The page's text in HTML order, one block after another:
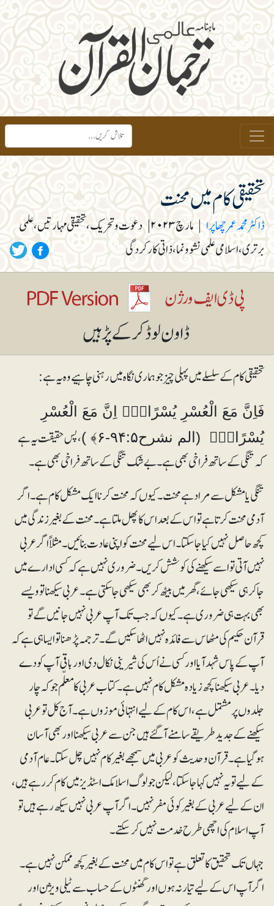
تحقیقی کام میں محنت
ڈاکٹر محمد عمر چھاپرا | مارچ ۲۰۲۳ | دعوت وتحریک، تحقیقی مہارتیں، علمی
برتری، اسلامی علمی نشوونما، ذاتی کارکردگی
تحقیقی کام کے سلسلے میں پہلی چیز جو ہماری نگاہ میں رہنی چاہیے وہ یہ ہے :
فَاِنَّ مَعَ الْعُسْرِ يُسْرًا۝۵ۙ اِنَّ مَعَ الْعُسْرِ
يُسْرًا۝۶ۭ (الم نشرح۹۴:۵-۶﴾ )
،پس حقیقت یہ ہے
کہ تنگی کے ساتھ فراخی بھی ہے۔بے شک تنگی کے ساتھ فراخی بھی ہے۔
تنگی یا مشکل سے مراد ہے محنت۔کیوں کہ محنت کرنا ایک مشکل کام ہے۔ اگر
آدمی محنت کرتا ہے تو اس کے بعد اس کا پھل ملتا ہے ۔ محنت کے بغیر زندگی میں
کچھ حاصل نہیں کیا جاسکتا۔ اس لیے محنت کو اپنی عادت بنائیں۔ مثلاً اگر عربی
نہیں آتی تو اسے سیکھنے کی کوشش کریں۔ ضروری نہیں ہے کہ کسی ادارے میں
جاکر ہی سیکھی جائے، گھر میں بیٹھ کر بھی سیکھی جاسکتی ہے۔ عربی سیکھنا تو ویسے
بھی بہت ہی ضروری ہے۔ کیوں کہ جب تک آپ عربی نہیں جانیں گے تو
قرآن حکیم کی مٹھاس سے فائدہ نہیں اٹھا سکیں گے۔ ترجمہ پڑھنا تو ایسا ہی ہے کہ
آپ کے پاس شہد آیا اور کسی نے اُس کی شیرینی نکال دی اور باقی آپ کو دے
دیا۔ عربی سیکھنا کچھ زیادہ مشکل کام نہیں ہے۔ کتاب عربی کا معلّم جو کہ چار
جلدوں پر مشتمل ہے ، اس کام کے لیے انتہائی موزوں ہے۔ آج کل تو عربی
سیکھنے کے جدید طریقے سامنے آگئے ہیں جن سے عربی سیکھنا اور بھی آسان
ہوگیا ہے۔ قرآن وحدیث کو عربی میں سمجھے بغیر کام نہیں چل سکتا۔ عام آدمی
کے لیے تو یہ نہیں کہا جاسکتا، لیکن جو لوگ اسلامک اسٹڈیز میں کام کر رہے ہیں ،
ان کے لیے عربی کے بغیر کوئی مفر نہیں۔ اگر آپ عربی نہیں سیکھ رہے ہیں تو
آپ اسلام کی اچھی طرح خدمت نہیں کرسکتے۔
جہاں تک تحقیق کا تعلق ہے تو اس کام میں محنت کے بغیر کچھ ممکن نہیں ہے۔
اگر آپ اس کے لیے تیار نہ ہوں اور گھنٹوں کے حساب سے ٹیلی ویژن اور